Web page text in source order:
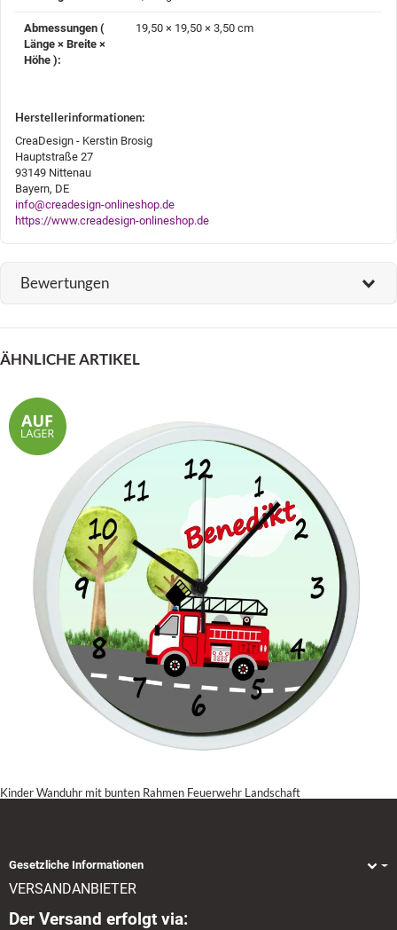
Abmessungen (
Länge × Breite ×
Höhe )‍:
19,50 × 19,50 × 3,50 cm
Herstellerinformationen:
CreaDesign - Kerstin Brosig
Hauptstraße 27
93149 Nittenau
Bayern, DE
info@creadesign-onlineshop.de
https://www.creadesign-onlineshop.de
Bewertungen
ÄHNLICHE ARTIKEL
Kinder Wanduhr mit bunten Rahmen Feuerwehr Landschaft
Gesetzliche Informationen
VERSANDANBIETER
Der Versand erfolgt via: